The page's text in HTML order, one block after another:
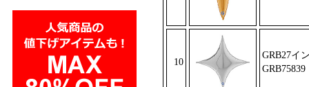
10
GRB27イ
GRB75839